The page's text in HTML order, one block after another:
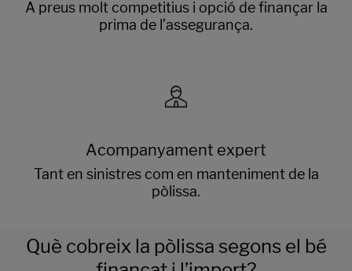
A preus molt competitius i opció de finançar la
prima de l’assegurança.
Acompanyament expert
Tant en sinistres com en manteniment de la
pòlissa.
Què cobreix la pòlissa segons el bé